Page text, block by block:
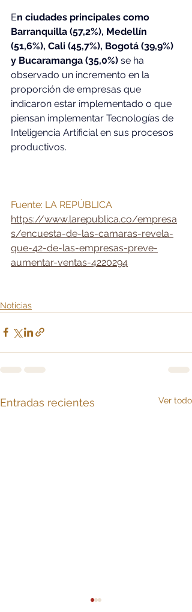
En ciudades principales como
Barranquilla (57,2%), Medellín
(51,6%), Cali (45,7%), Bogotá (39,9%)
y Bucaramanga (35,0%) se ha
observado un incremento en la
proporción de empresas que
indicaron estar implementado o que
piensan implementar Tecnologías de
Inteligencia Artificial en sus procesos
productivos.
Fuente: LA REPÚBLICA
https://www.larepublica.co/empresa
s/encuesta-de-las-camaras-revela-
que-42-de-las-empresas-preve-
aumentar-ventas-4220294
Noticias
Entradas recientes Ver todo